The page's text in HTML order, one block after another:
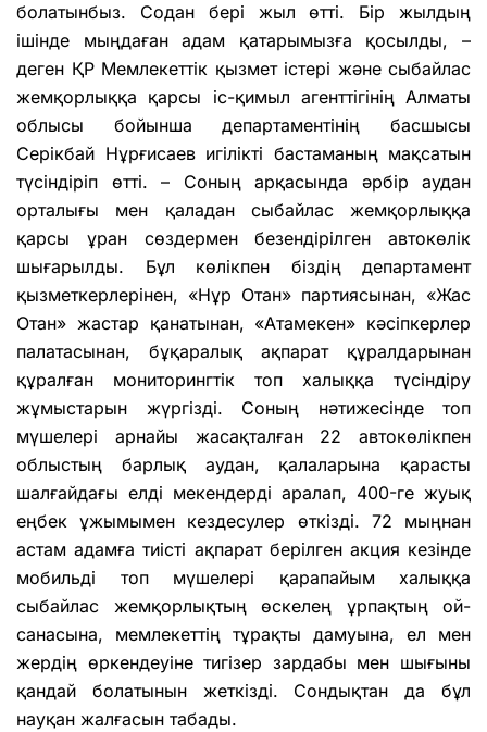
болатынбыз. Содан бері жыл өтті. Бір жылдың
ішінде мыңдаған адам қатарымызға қосылды, –
деген ҚР Мемлекеттік қызмет істері және сыбайлас
жемқорлыққа қарсы іс-қимыл агенттігінің Алматы
облысы бойынша департаментінің басшысы
Серікбай Нұрғисаев игілікті бастаманың мақсатын
түсіндіріп өтті. – Соның арқасында әрбір аудан
орталығы мен қаладан сыбайлас жемқорлыққа
қарсы ұран сөздермен безендірілген автокөлік
шығарылды. Бұл көлікпен біздің департамент
қызметкерлерінен, «Нұр Отан» партиясынан, «Жас
Отан» жастар қанатынан, «Атамекен» кәсіпкерлер
палатасынан, бұқаралық ақпарат құралдарынан
құралған мониторингтік топ халыққа түсіндіру
жұмыстарын жүргізді. Соның нәтижесінде топ
мүшелері арнайы жасақталған 22 автокөлікпен
облыстың барлық аудан, қалаларына қарасты
шалғайдағы елді мекендерді аралап, 400-ге жуық
еңбек ұжымымен кездесулер өткізді. 72 мыңнан
астам адамға тиісті ақпарат берілген акция кезінде
мобильді топ мүшелері қарапайым халыққа
сыбайлас жемқорлықтың өскелең ұрпақтың ой-
санасына, мемлекеттің тұрақты дамуына, ел мен
жердің өркендеуіне тигізер зардабы мен шығыны
қандай болатынын жеткізді. Сондықтан да бұл
науқан жалғасын табады.